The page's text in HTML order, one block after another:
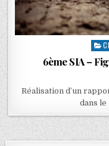
6ème SIA –
Réalisation d’un
dans